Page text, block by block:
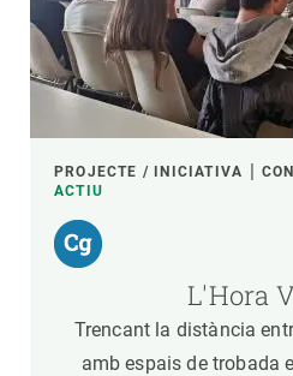
PROJECTE / INICIATIVA
ACTIU
L'Hora
Trencant la distància
amb espais de trobada